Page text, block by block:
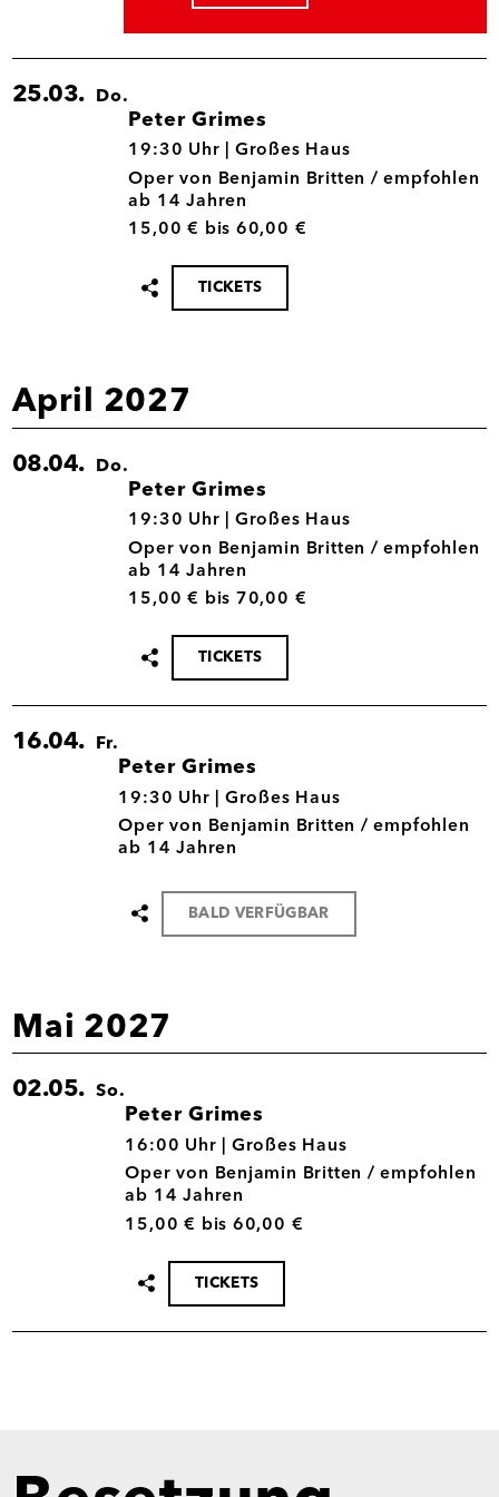
teilen
25.03. Do.
Peter Grimes
25.03.
19:30 Uhr |
Großes Haus
Oper von Benjamin Britten / empfohlen
ab 14 Jahren
15,00 € bis 60,00 €
Termin
teilen
TICKETS
April 2027
08.04. Do.
Peter Grimes
08.04.
19:30 Uhr |
Großes Haus
Oper von Benjamin Britten / empfohlen
ab 14 Jahren
15,00 € bis 70,00 €
Termin
teilen
TICKETS
16.04. Fr.
Peter Grimes
16.04.
19:30 Uhr |
Großes Haus
Oper von Benjamin Britten / empfohlen
ab 14 Jahren
Termin
teilen
BALD VERFÜGBAR
Mai 2027
02.05. So.
Peter Grimes
02.05.
16:00 Uhr |
Großes Haus
Oper von Benjamin Britten / empfohlen
ab 14 Jahren
15,00 € bis 60,00 €
Termin
teilen
TICKETS